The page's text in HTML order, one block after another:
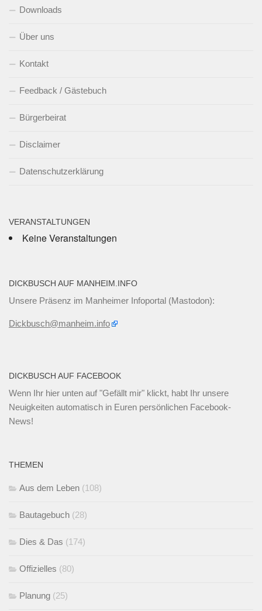
Downloads
Über uns
Kontakt
Feedback / Gästebuch
Bürgerbeirat
Disclaimer
Datenschutzerklärung
VERANSTALTUNGEN
Keine Veranstaltungen
DICKBUSCH AUF MANHEIM.INFO
Unsere Präsenz im Manheimer Infoportal (Mastodon):
Dickbusch@manheim.info
DICKBUSCH AUF FACEBOOK
Wenn Ihr hier unten auf "Gefällt mir" klickt, habt Ihr unsere
Neuigkeiten automatisch in Euren persönlichen Facebook-
News!
THEMEN
Aus dem Leben (108)
Bautagebuch (28)
Dies & Das (174)
Offizielles (80)
Planung (25)